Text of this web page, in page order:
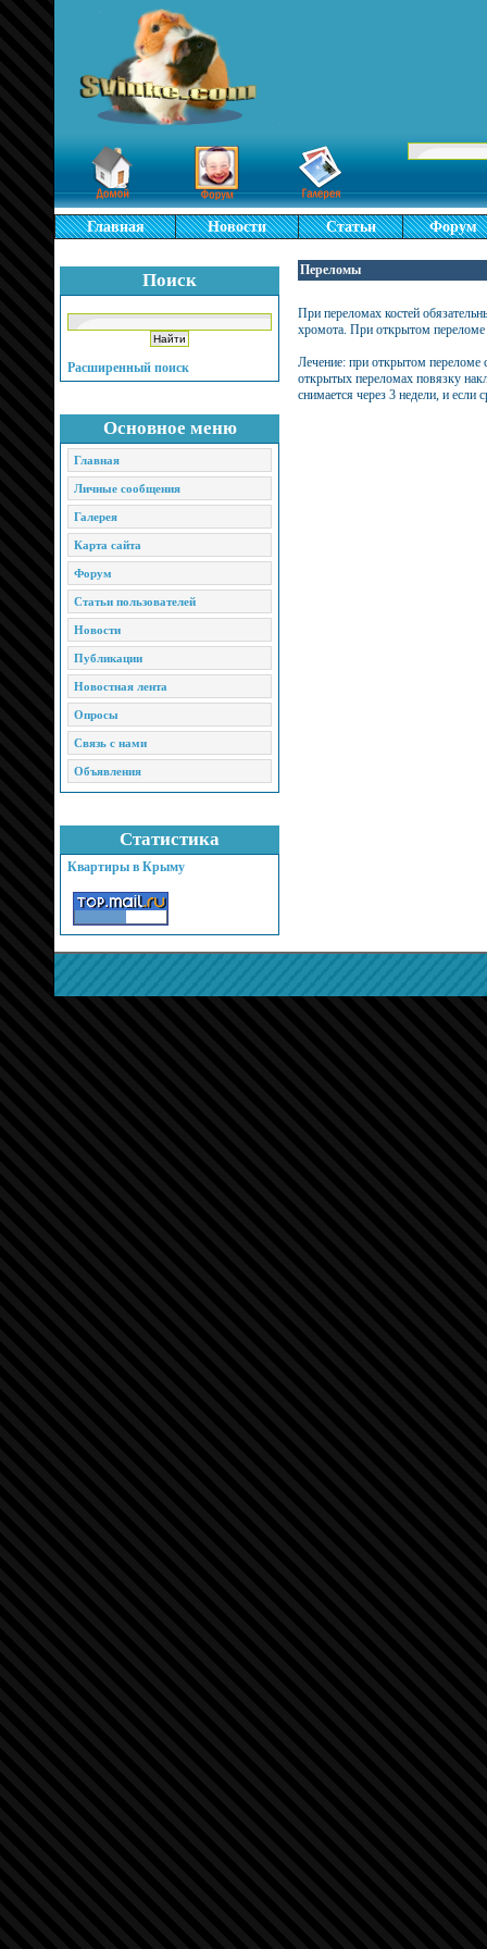
Главная Новости Статьи Форум
Поиск
Расширенный поиск
Основное меню
Главная
Личные сообщения
Галерея
Карта сайта
Форум
Статьи пользователей
Новости
Публикации
Новостная лента
Опросы
Связь с нами
Объявления
Статистика
Квартиры в Крыму
Переломы
При переломах костей
хромота. При открытом
Лечение: при открытом переломе
открытых переломах повязку
снимается через 3 недели, и если